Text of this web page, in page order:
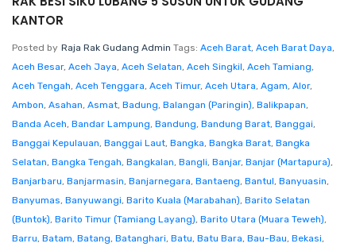
KANTOR
Posted by Raja Rak Gudang Admin Tags: Aceh Barat, Aceh Barat Daya,
Aceh Besar, Aceh Jaya, Aceh Selatan, Aceh Singkil, Aceh Tamiang,
Aceh Tengah, Aceh Tenggara, Aceh Timur, Aceh Utara, Agam, Alor,
Ambon, Asahan, Asmat, Badung, Balangan (Paringin), Balikpapan,
Banda Aceh, Bandar Lampung, Bandung, Bandung Barat, Banggai,
Banggai Kepulauan, Banggai Laut, Bangka, Bangka Barat, Bangka
Selatan, Bangka Tengah, Bangkalan, Bangli, Banjar, Banjar (Martapura),
Banjarbaru, Banjarmasin, Banjarnegara, Bantaeng, Bantul, Banyuasin,
Banyumas, Banyuwangi, Barito Kuala (Marabahan), Barito Selatan
(Buntok), Barito Timur (Tamiang Layang), Barito Utara (Muara Teweh),
Barru, Batam, Batang, Batanghari, Batu, Batu Bara, Bau-Bau, Bekasi,